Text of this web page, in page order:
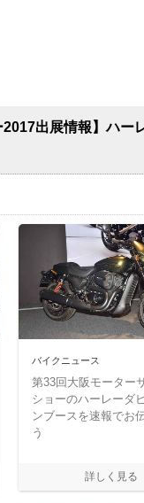
2017出展情報】ハ
バイクニュース
第33回大阪モーター
ショーのハーレーダ
ンブースを速報でお
う